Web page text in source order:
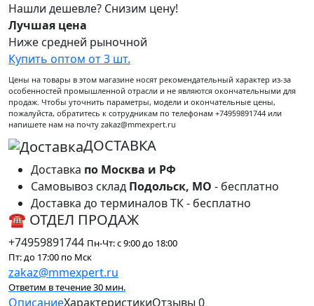
Нашли дешевле? Снизим цену!
Лучшая цена
Ниже средней рыночной
Купить оптом от 3 шт.
Цены на товары в этом магазине носят рекомендательный характер из-за
особенностей промышленной отрасли и не являются окончательными для
продаж. Чтобы уточнить параметры, модели и окончательные цены,
пожалуйста, обратитесь к сотрудникам по телефонам +74959891744 или
напишете нам на почту zakaz@mmexpert.ru
ДОСТАВКА
Доставка по Москва и РФ
Самовывоз склад Подольск, МО - бесплатно
Доставка до терминалов ТК - бесплатно
☎ ОТДЕЛ ПРОДАЖ
+74959891744 Пн-Чт: с 9:00 до 18:00
Пт: до 17:00 по Мск
zakaz@mmexpert.ru
Ответим в течение 30 мин.
ОписаниеХарактеристикиОтзывы 0